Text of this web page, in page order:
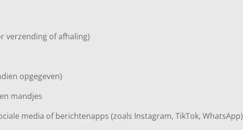
verzending of afhaling)
opgegeven)
mandjes
media of berichtenapps (zoals Instagram, TikTok, WhatsApp)